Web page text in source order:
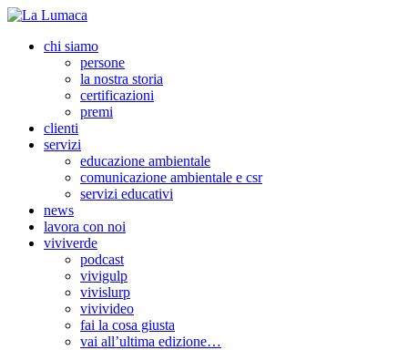
chi siamo
persone
la nostra storia
certificazioni
premi
clienti
servizi
educazione ambientale
comunicazione ambientale e csr
servizi educativi
news
lavora con noi
viviverde
podcast
vivigulp
vivislurp
vivivideo
fai la cosa giusta
vai all’ultima edizione…